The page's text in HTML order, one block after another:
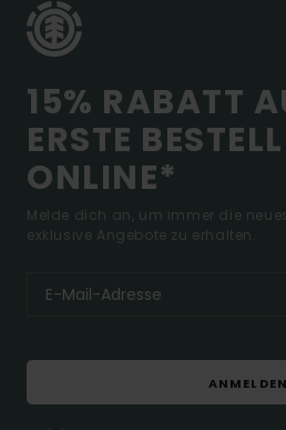
15% RABATT
ERSTE
ONLINE*
Melde dich an, um immer die
exklusive Angebote zu erhalten.
ANMELDEN